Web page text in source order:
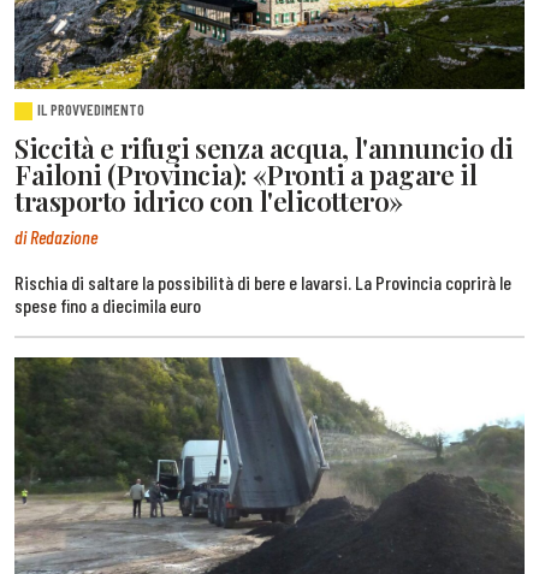
IL PROVVEDIMENTO
Siccità e rifugi senza acqua, l'annuncio di
Failoni (Provincia): «Pronti a pagare il
trasporto idrico con l'elicottero»
di Redazione
Rischia di saltare la possibilità di bere e lavarsi. La Provincia coprirà le
spese fino a diecimila euro